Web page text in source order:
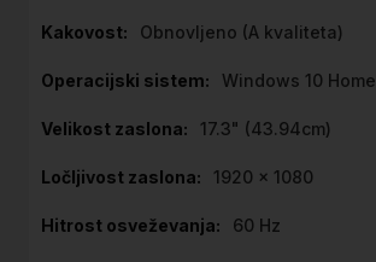
Obnovljeno (A kvaliteta)
Windows 10 Home
17.3" (43.94cm)
1920 x 1080
60 Hz